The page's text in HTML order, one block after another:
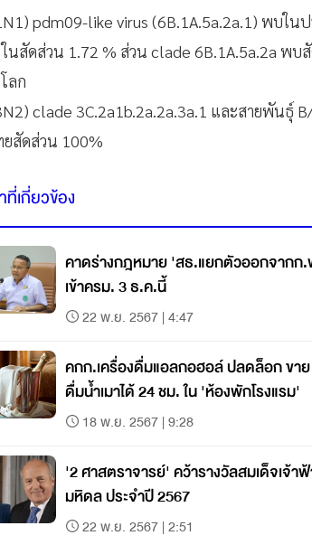
pdm09-like virus (6B.1A.5a.2a.1) พบในป
นสัดส่วน 1.72 % ส่วน clade 6B.1A.5a.2a พบ
ลก
clade 3C.2a1b.2a.2a.3a.1 และสายพันธุ์
สัดส่วน 100%
ที่เกี่ยวข้อง
คาดร่างกฎหมาย 'สธ.แยกตัวออกจากก
เข้าครม. 3 ธ.ค.นี้
22 พ.ย. 2567 | 4:47
คกก.เครื่องดื่มแอลกอฮอล์ ปลดล็อก ขา
ดื่มน้ำเมาได้ 24 ชม. ใน 'ห้องพักโรงแรม'
18 พ.ย. 2567 | 9:28
'2 ศาสตราจารย์' คว้ารางวัลสมเด็จเจ้า
มหิดล ประจำปี 2567
22 พ.ย. 2567 | 2:51